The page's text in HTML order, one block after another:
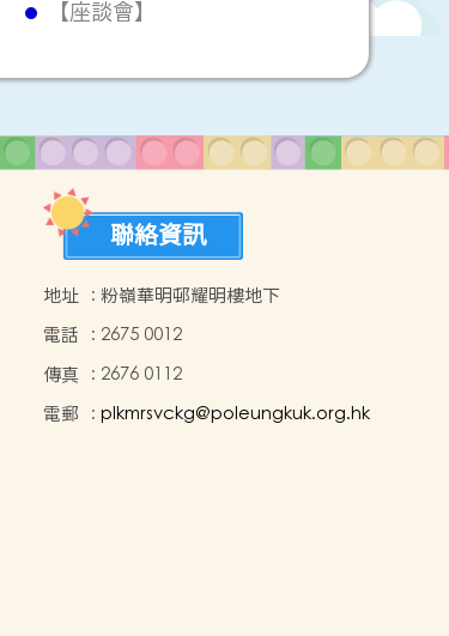
【座談會】
聯絡資訊
地址 : 粉嶺華明邨耀明樓地下
電話 : 2675 0012
傳真 : 2676 0112
電郵 : plkmrsvckg@poleungkuk.org.hk